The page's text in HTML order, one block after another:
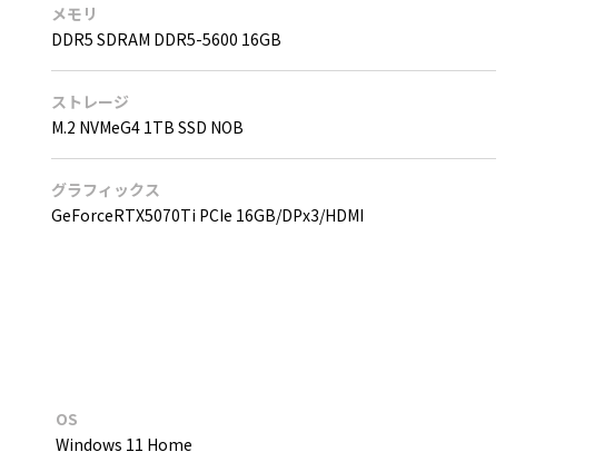
メモリ
DDR5 SDRAM DDR5-5600 16GB
ストレージ
M.2 NVMeG4 1TB SSD NOB
グラフィックス
GeForceRTX5070Ti PCIe 16GB/DPx3/HDMI
OS
Windows 11 Home